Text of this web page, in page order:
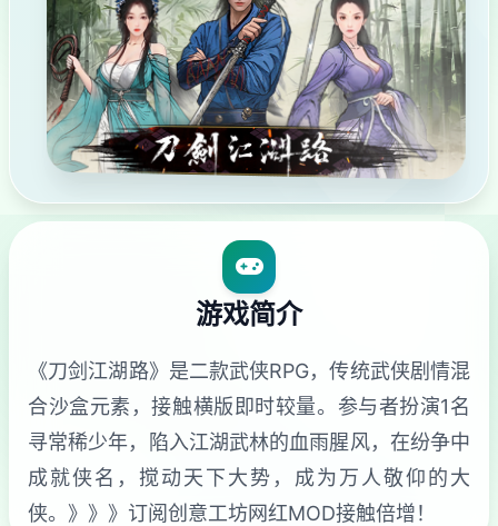
游戏简介
《刀剑江湖路》是二款武侠RPG，传统武侠剧情混
合沙盒元素，接触横版即时较量。参与者扮演1名
寻常稀少年，陷入江湖武林的血雨腥风，在纷争中
成就侠名，搅动天下大势，成为万人敬仰的大
侠。》》》订阅创意工坊网红MOD接触倍增！